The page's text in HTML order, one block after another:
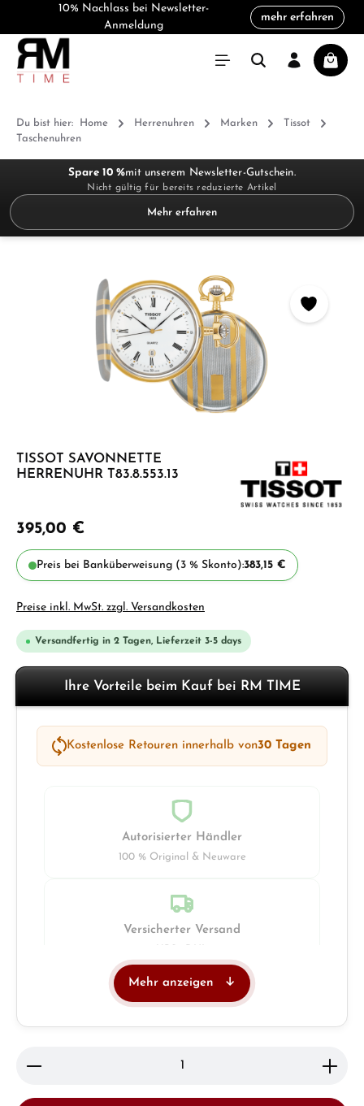
10% Nachlass bei Newsletter-
Anmeldung
mehr erfahren
Du bist hier: Home Herrenuhren Marken
Tissot
Taschenuhren
Spare 10 %mit unserem Newsletter-Gutschein.
Nicht gültig für bereits reduzierte Artikel
Mehr erfahren
TISSOT SAVONNETTE
HERRENUHR T83.8.553.13
395,00 €
Preis bei Banküberweisung (3 % Skonto):383,15 €
Preise inkl. MwSt. zzgl. Versandkosten
Versandfertig in 2 Tagen, Lieferzeit 3-5 days
Ihre Vorteile beim Kauf bei RM TIME
Kostenlose Retouren innerhalb von30 Tagen
Autorisierter Händler
100 % Original & Neuware
Versicherter Versand
Mehr anzeigen
Produkt Anzahl: Gib den gewünschten Wert ein